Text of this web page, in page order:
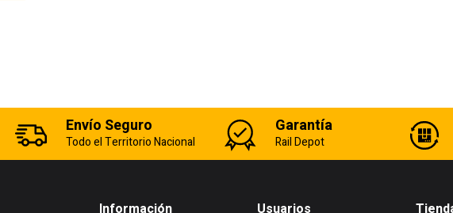
Envío Seguro
Todo el Territorio Nacional
Garantía
Rail Depot